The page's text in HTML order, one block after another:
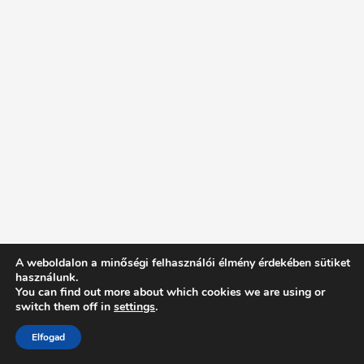
Intentionally Blank - Proudly powered by WordPress
A weboldalon a minőségi felhasználói élmény érdekében sütiket
használunk.
You can find out more about which cookies we are using or
switch them off in settings.
Elfogad